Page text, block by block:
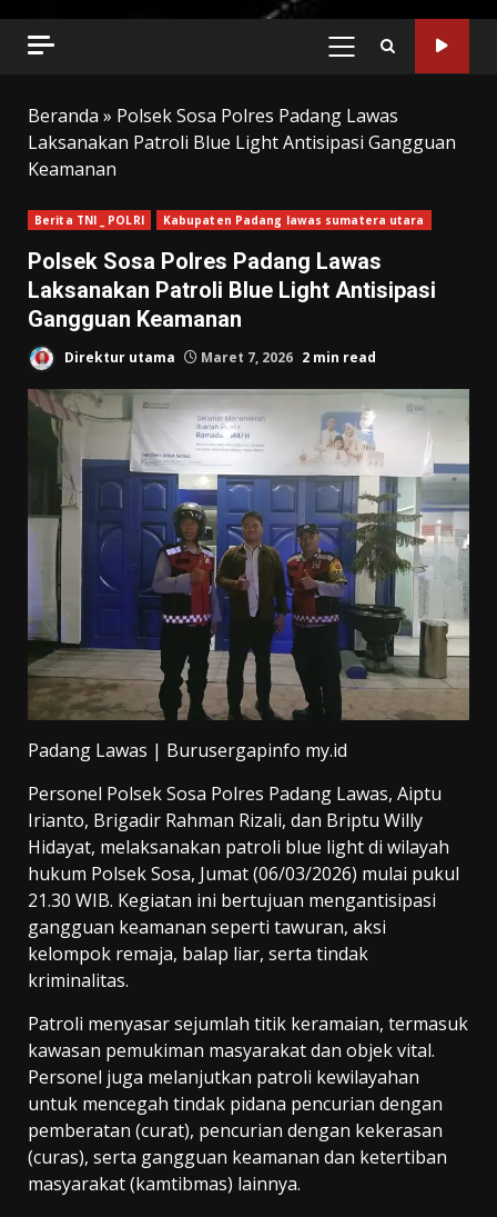
PRIMARY
Beranda » Polsek Sosa Polres Padang Lawas
Laksanakan Patroli Blue Light Antisipasi Gangguan
Keamanan
Berita TNI _ POLRI Kabupaten Padang lawas sumatera utara
Polsek Sosa Polres Padang Lawas
Laksanakan Patroli Blue Light Antisipasi
Gangguan Keamanan
Direktur utama Maret 7, 2026 2 min read
Padang Lawas | Burusergapinfo my.id
Personel Polsek Sosa Polres Padang Lawas, Aiptu
Irianto, Brigadir Rahman Rizali, dan Briptu Willy
Hidayat, melaksanakan patroli blue light di wilayah
hukum Polsek Sosa, Jumat (06/03/2026) mulai pukul
21.30 WIB. Kegiatan ini bertujuan mengantisipasi
gangguan keamanan seperti tawuran, aksi
kelompok remaja, balap liar, serta tindak
kriminalitas.
Patroli menyasar sejumlah titik keramaian, termasuk
kawasan pemukiman masyarakat dan objek vital.
Personel juga melanjutkan patroli kewilayahan
untuk mencegah tindak pidana pencurian dengan
pemberatan (curat), pencurian dengan kekerasan
(curas), serta gangguan keamanan dan ketertiban
masyarakat (kamtibmas) lainnya.